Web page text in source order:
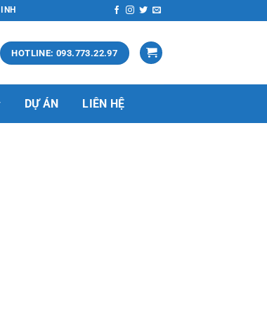
HOTLINE: 093.773.22.97
DỰ ÁN LIÊN HỆ